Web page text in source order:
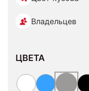
Владельцев
ЦВЕТА